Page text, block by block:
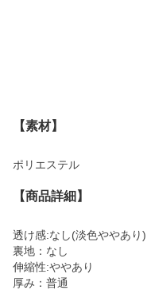
【素材】
ポリエステル
【商品詳細】
透け感:なし(淡色ややあり)
裏地：なし
伸縮性:ややあり
厚み：普通